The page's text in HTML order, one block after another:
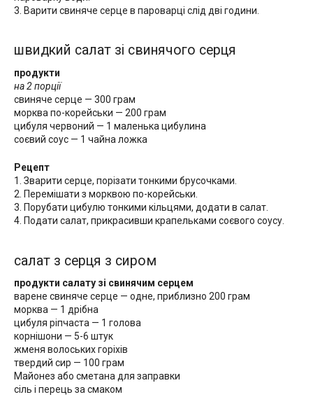
3. Варити свиняче серце в пароварці слід дві години.
швидкий салат зі свинячого серця
продукти
на 2 порції
свиняче серце — 300 грам
морква по-корейськи — 200 грам
цибуля червоний — 1 маленька цибулина
соєвий соус — 1 чайна ложка
Рецепт
1. Зварити серце, порізати тонкими брусочками.
2. Перемішати з морквою по-корейськи.
3. Порубати цибулю тонкими кільцями, додати в салат.
4. Подати салат, прикрасивши крапельками соєвого соусу.
салат з серця з сиром
продукти салату зі свинячим серцем
варене свиняче серце — одне, приблизно 200 грам
морква — 1 дрібна
цибуля ріпчаста — 1 голова
корнішони — 5-6 штук
жменя волоських горіхів
твердий сир — 100 грам
Майонез або сметана для заправки
сіль і перець за смаком